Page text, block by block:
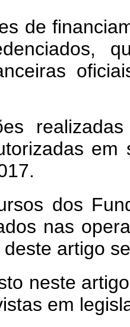
de
dos
nas
deste artigo
neste
em